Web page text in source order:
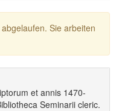
Sie arbeiten
et annis 1470-
Seminarii cleric.